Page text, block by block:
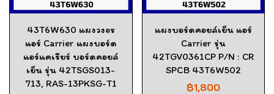
43T6W630 แผงวงจร
แอร์ Carrier แผงบอร์ด
แอร์แคเรียร์ บอร์ดคอยล์
เย็น รุ่น 42TSGS013-
713, RAS-13PKSG-T1
แผงบอร์ดคอยล์เย็น แอร์
Carrier รุ่น
42TGV0361CP P/N : CR
SPCB 43T6W502
฿1,800